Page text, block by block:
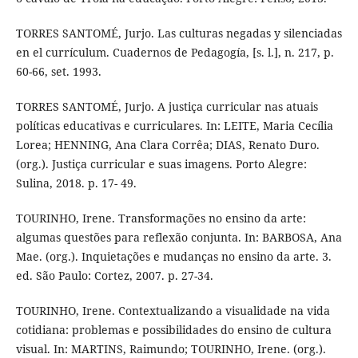
TORRES SANTOMÉ, Jurjo. Las culturas negadas y silenciadas
en el currículum. Cuadernos de Pedagogía, [s. l.], n. 217, p.
60-66, set. 1993.
TORRES SANTOMÉ, Jurjo. A justiça curricular nas atuais
políticas educativas e curriculares. In: LEITE, Maria Cecília
Lorea; HENNING, Ana Clara Corrêa; DIAS, Renato Duro.
(org.). Justiça curricular e suas imagens. Porto Alegre:
Sulina, 2018. p. 17- 49.
TOURINHO, Irene. Transformações no ensino da arte:
algumas questões para reflexão conjunta. In: BARBOSA, Ana
Mae. (org.). Inquietações e mudanças no ensino da arte. 3.
ed. São Paulo: Cortez, 2007. p. 27-34.
TOURINHO, Irene. Contextualizando a visualidade na vida
cotidiana: problemas e possibilidades do ensino de cultura
visual. In: MARTINS, Raimundo; TOURINHO, Irene. (org.).